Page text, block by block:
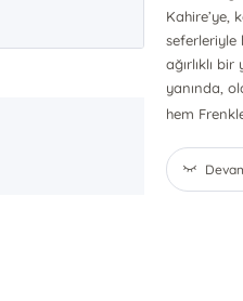
Kahire’ye,
seferleriyle
ağırlıklı
yanında,
hem